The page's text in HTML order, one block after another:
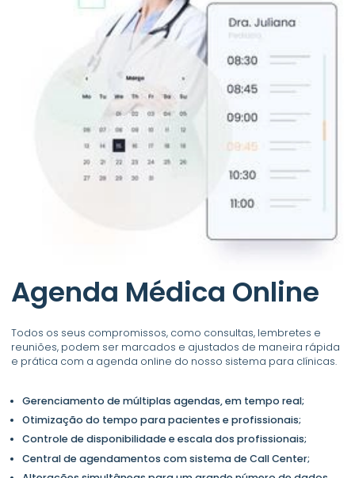
Agenda Médica Online
Todos os seus compromissos, como consultas, lembretes e
reuniões, podem ser marcados e ajustados de maneira rápida
e prática com a agenda online do nosso sistema para clínicas.
Gerenciamento de múltiplas agendas, em tempo real;
Otimização do tempo para pacientes e profissionais;
Controle de disponibilidade e escala dos profissionais;
Central de agendamentos com sistema de Call Center;